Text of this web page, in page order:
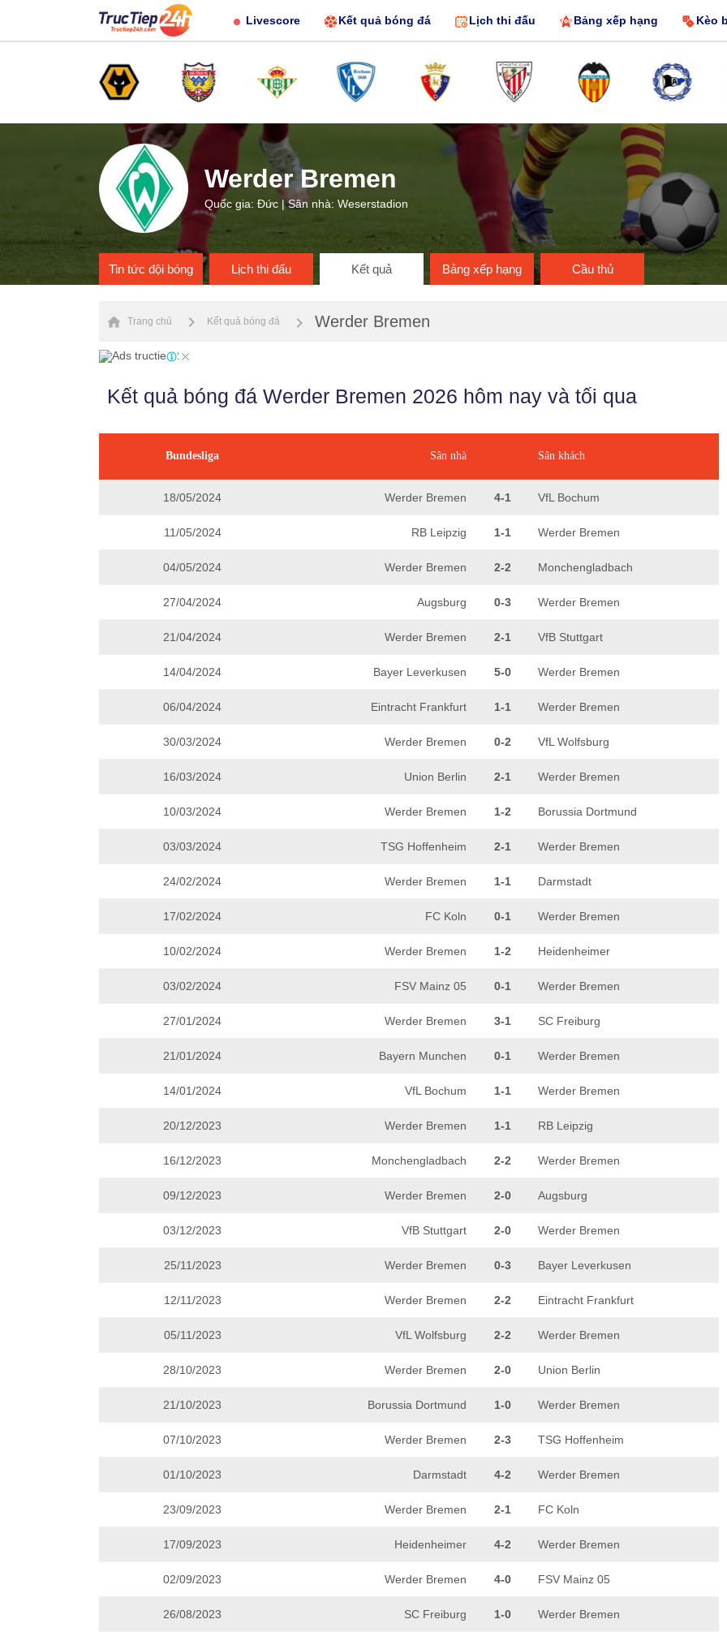
Livescore Kết quả bóng đá Lịch thi đấu Bảng xếp hạng Kèo
Werder Bremen
Quốc gia: Đức | Sân nhà: Weserstadion
Tin tức đội bóng Lịch thi đấu Kết quả Bảng xếp hạng Cầu thủ
Trang chủ Kết quả bóng đá Werder Bremen
Kết quả bóng đá Werder Bremen 2026 hôm nay và tối qua
Bundesliga Sân nhà Sân khách
18/05/2024 Werder Bremen 4-1 VfL Bochum
11/05/2024 RB Leipzig 1-1 Werder Bremen
04/05/2024 Werder Bremen 2-2 Monchengladbach
27/04/2024 Augsburg 0-3 Werder Bremen
21/04/2024 Werder Bremen 2-1 VfB Stuttgart
14/04/2024 Bayer Leverkusen 5-0 Werder Bremen
06/04/2024 Eintracht Frankfurt 1-1 Werder Bremen
30/03/2024 Werder Bremen 0-2 VfL Wolfsburg
16/03/2024 Union Berlin 2-1 Werder Bremen
10/03/2024 Werder Bremen 1-2 Borussia Dortmund
03/03/2024 TSG Hoffenheim 2-1 Werder Bremen
24/02/2024 Werder Bremen 1-1 Darmstadt
17/02/2024 FC Koln 0-1 Werder Bremen
10/02/2024 Werder Bremen 1-2 Heidenheimer
03/02/2024 FSV Mainz 05 0-1 Werder Bremen
27/01/2024 Werder Bremen 3-1 SC Freiburg
21/01/2024 Bayern Munchen 0-1 Werder Bremen
14/01/2024 VfL Bochum 1-1 Werder Bremen
20/12/2023 Werder Bremen 1-1 RB Leipzig
16/12/2023 Monchengladbach 2-2 Werder Bremen
09/12/2023 Werder Bremen 2-0 Augsburg
03/12/2023 VfB Stuttgart 2-0 Werder Bremen
25/11/2023 Werder Bremen 0-3 Bayer Leverkusen
12/11/2023 Werder Bremen 2-2 Eintracht Frankfurt
05/11/2023 VfL Wolfsburg 2-2 Werder Bremen
28/10/2023 Werder Bremen 2-0 Union Berlin
21/10/2023 Borussia Dortmund 1-0 Werder Bremen
07/10/2023 Werder Bremen 2-3 TSG Hoffenheim
01/10/2023 Darmstadt 4-2 Werder Bremen
23/09/2023 Werder Bremen 2-1 FC Koln
17/09/2023 Heidenheimer 4-2 Werder Bremen
02/09/2023 Werder Bremen 4-0 FSV Mainz 05
26/08/2023 SC Freiburg 1-0 Werder Bremen